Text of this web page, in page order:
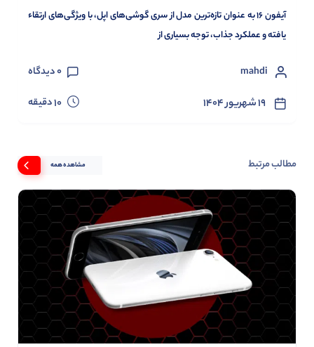
آیفون 16 به عنوان تازه‌ترین مدل از سری گوشی‌های اپل، با ویژگی‌های ارتقاء
یافته و عملکرد جذاب، توجه بسیاری از
mahdi
0دیدگاه
۱۹ شهریور ۱۴۰۴ 10دقیقه
مطالب مرتبط مشاهده همه